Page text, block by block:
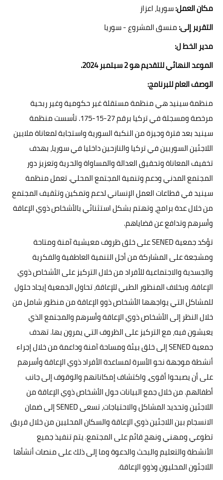
مكان العمل:سوريا، اعزاز
التقرير إلى:منسق المشروع - سوريا
مدير الخط ل:
الموعد النهائي للتقديم هو 2 سبتمبر 2024.
الوصف العام للبرنامج:
منظمة سينيد هي منظمة مستقلة غير حكومية وغير ربحية
مرخصة ومسجلة في تركيا برقم 27-15-175. تأسست منظمة
سينيد بعد فترة وجيزة من النكبة السورية واستجابة لمعاناة ملايين
اللاجئين السوريين في تركيا والنازحين داخليا في سوريا، بهدف
تخفيف المعاناة وتحقيق العدالة والمساواة والحرية وتعزيز دور
المجتمع المدني ودعم وتنمية المجتمع المحلي. تعمل منظمة
سينيد في قطاعات العمل الإنساني لدعم وتمكين وتثقيف المجتمع
من خلال عدة برامج، وتهتم بشكل استثنائي بالأشخاص ذوي الإعاقة
وأسرهم وتدافع عن قضاياهم.
تؤكد جمعية SENED على خلق ظروف معيشية آمنة ومتاحة
ومشجعة على المشاركة من أجل التنمية العاطفية والفكرية
والجسدية والاجتماعية للأفراد من خلال التركيز على الأشخاص ذوي
الإعاقة. وبخلاف المنظور الطبي للإعاقة، تحاول الجمعية إيجاد حلول
للمشاكل التي يواجهها الأشخاص ذوو الإعاقة من منظور شامل من
خلال النظر إلى الأشخاص ذوي الإعاقة وأسرهم والمجتمع الذي
يعيشون فيه، مع التركيز على الظروف التي يمرون بها. تهدف
جمعية SENED إلى خلق بيئة ومساحة آمنة وداعمة من خلال إجراء
أنشطة موجهة نحو الأسرة لمساعدة الأفراد ذوي الإعاقة وأسرهم
على أن يصبحوا أقوى، واكتشاف إمكاناتهم والوقوف إلى جانب
أطفالهم. من خلال جمع البيانات حول الأشخاص ذوي الإعاقة من
اللاجئين وتحديد المشاكل والاحتياجات، تسعى SENED إلى ضمان
الانسجام بين اللاجئين ذوي الإعاقة والسكان المحليين من خلال فريق
تطوعي ومهني ونهج قائم على المجتمع. يتم تنفيذ جميع
الأنشطة والتعليم والبحث والدعوة وما إلى ذلك على منصات أنشأها
اللاجئون المحليون وذوو الإعاقة.